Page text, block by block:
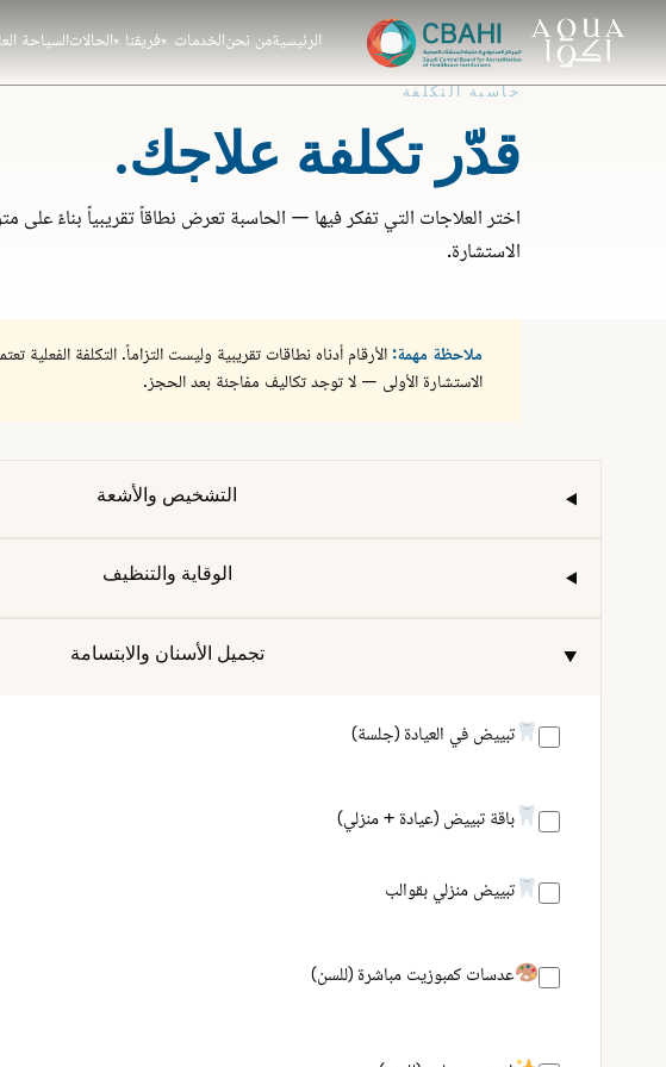
الرئيسيةمن نحن الخدمات فريقنا الحالات السياحة
حاسبة التكلفة
قدّر تكلفة علاجك.
الاستشارة.
ملاحظة مهمة: الأرقام أدناه نطاقات تقريبية وليست التزاماً. التكلفة
الاستشارة الأولى — لا توجد تكاليف مفاجئة بعد الحجز.
التشخيص والأشعة
الوقاية والتنظيف
تجميل الأسنان والابتسامة
تبييض في العيادة (جلسة)
باقة تبييض (عيادة + منزلي)
تبييض منزلي بقوالب
عدسات كمبوزيت مباشرة (للسن)